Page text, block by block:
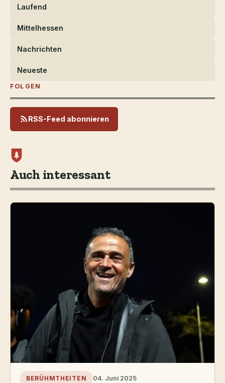
Laufend
Mittelhessen
Nachrichten
Neueste
FOLGEN
RSS-Feed abonnieren
Auch interessant
BERÜHMTHEITEN 04. Juni 2025